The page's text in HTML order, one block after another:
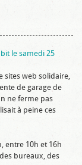
le samedi 25
sites web solidaire,
de garage de
ne ferme pas
à peine ces
entre 10h et 16h
bureaux, des